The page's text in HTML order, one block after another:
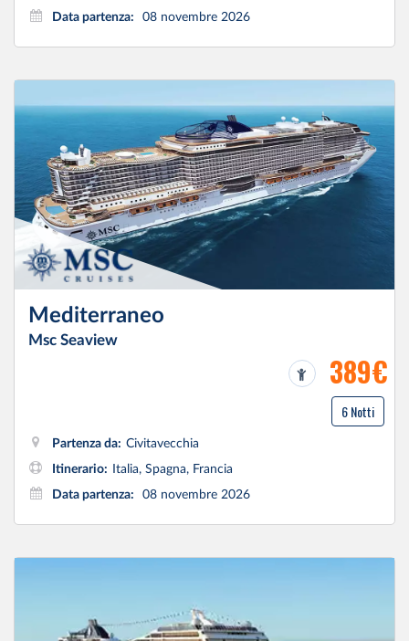
Data partenza:
08 novembre 2026
Mediterraneo
Msc Seaview
389€
6 Notti
Partenza da: Civitavecchia
Itinerario:
Italia, Spagna, Francia
Data partenza:
08 novembre 2026